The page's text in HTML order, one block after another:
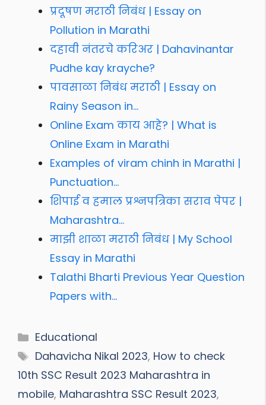
प्रदूषण मराठी निबंध | Essay on
Pollution in Marathi
दहावी नंतरचे करिअर | Dahavinantar
Pudhe kay krayche?
पावसाळा निबंध मराठी | Essay on
Rainy Season in…
Online Exam काय आहे? | What is
Online Exam in Marathi
Examples of viram chinh in Marathi |
Punctuation…
शिपाई व हमाल प्रश्नपत्रिका सराव पेपर |
Maharashtra…
माझी शाळा मराठी निबंध | My School
Essay in Marathi
Talathi Bharti Previous Year Question
Papers with…
Categories
Educational
Tags
Dahavicha Nikal 2023, How to check
10th SSC Result 2023 Maharashtra in
mobile, Maharashtra SSC Result 2023,